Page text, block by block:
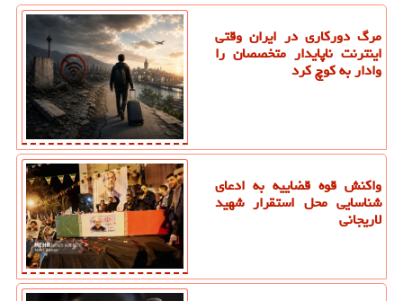
مرگ دورکاری در ایران وقتی
اینترنت ناپایدار متخصصان را
وادار به کوچ کرد
واکنش قوه قضاییه به ادعای
شناسایی محل استقرار شهید
لاریجانی